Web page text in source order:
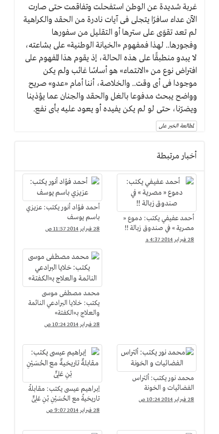
غربة شديدة عن الوطن استفحلت وتفاقمت حتى صارت
الآن عداء سافرًا يتجلى فى آيات نادرة من الحقد والكراهية
لم تعد تقوَى على سترها أو التقليل من سفورها
وفجورها.. لهذا فمفهوم «الخيانة الوطنية» على بشاعته،
لا يبدو منطبقًا على هذه الحالة، إذ يقوم هذا المفهوم على
افتراض نوع من «الانتماء» هو أساسًا غائب ولم يكن
موجودا فى أى وقت.. والخلاصة، أننا أمام «عدو» صريح
وواضح يبحث مدفوعا بالغل والحقد والجنان عما يؤذينا
ويضرّنا، حتى لو لم يكن يفيده أو يعود عليه بأى نفع.
لمطالعة الخبر على
أخبار مرتبطة
أحمد عفيفي يكتب: دموع «
مصرية » في صندوق زبالة !!
28 فبراير 2014 4:37 م
أحمد فؤاد أنور يكتب: عزيزي
باسم يوسف
28 فبراير 2014 11:57 ص
محمد مصطفى موسى
يكتب: خلايا البرادعي النائمة
والعلاج بـ«الكفتة»
28 فبراير 2014 10:24 ص
محمد نور يكتب: ألتراس
الفضائيات و الخونة
28 فبراير 2014 10:24 ص
إبراهيم عيسى يكتب: مقابلةٌ
تاريخيةٌ مع الحُسَيْنِ بْنِ عَلِىٍّ
28 فبراير 2014 9:07 ص